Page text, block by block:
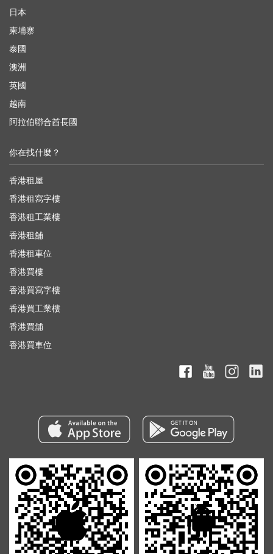
日本
柬埔寨
泰國
澳洲
英國
越南
阿拉伯聯合酋長國
你在找什麼？
香港租屋
香港租寫字樓
香港租工業樓
香港租舖
香港租車位
香港買樓
香港買寫字樓
香港買工業樓
香港買舖
香港買車位